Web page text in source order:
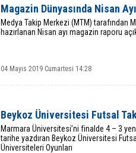
Magazin Dünyasında Nisan
Medya Takip Merkezi (MTM) tarafından
hazırlanan Nisan ayı magazin raporu
04 Mayıs 2019 Cumartesi 14:28
Beykoz Üniversitesi Futsal
Marmara Üniversitesi’ni finalde 4 – 3
tarihe yazdıran Beykoz Üniversitesi
Üniversiteleri Oyunları